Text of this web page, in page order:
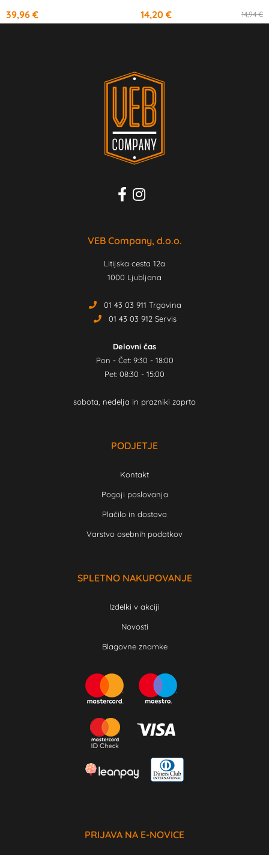
39,96 € 14,94 €
14,20 €
VEB Company, d.o.o.
Litijska cesta 12a
1000 Ljubljana
01 43 03 911 Trgovina
01 43 03 912 Servis
Delovni čas
Pon - Čet: 9:30 - 18:00
Pet: 08:30 - 15:00
sobota, nedelja in prazniki zaprto
PODJETJE
Kontakt
Pogoji poslovanja
Plačilo in dostava
Varstvo osebnih podatkov
SPLETNO NAKUPOVANJE
Izdelki v akciji
Novosti
Blagovne znamke
PRIJAVA NA E-NOVICE